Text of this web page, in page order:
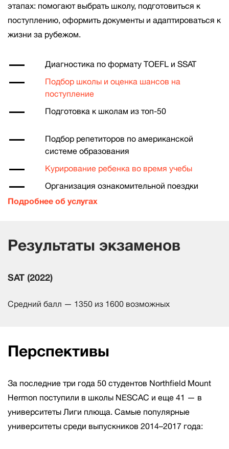
этапах: помогают выбрать школу, подготовиться к
поступлению, оформить документы и адаптироваться к
жизни за рубежом.
Диагностика по форматуTOEFL и SSAT
Подбор школы и оценка шансов на
поступление
Подготовка к школам из топ-50
Подбор репетиторов по американской
системе образования
Курирование ребенка во время учебы
Организация ознакомительной поездки
Подробнее об услугах
Результаты экзаменов
SAT (2022)
Средний балл — 1350 из 1600 возможных
Перспективы
За последние три года 50 студентов Northfield Mount
Hermon поступили в школы NESCAC и еще 41 — в
университеты Лиги плюща. Самые популярные
университеты среди выпускников 2014–2017 года: